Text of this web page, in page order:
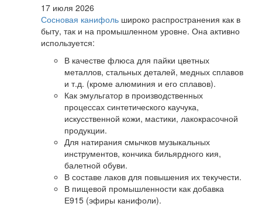
17 июля 2026
Сосновая канифоль широко распространения как в
быту, так и на промышленном уровне. Она активно
используется:
В качестве флюса для пайки цветных
металлов, стальных деталей, медных сплавов
и т.д. (кроме алюминия и его сплавов).
Как эмульгатор в производственных
процессах синтетического каучука,
искусственной кожи, мастики, лакокрасочной
продукции.
Для натирания смычков музыкальных
инструментов, кончика бильярдного кия,
балетной обуви.
В составе лаков для повышения их текучести.
В пищевой промышленности как добавка
Е915 (эфиры канифоли).